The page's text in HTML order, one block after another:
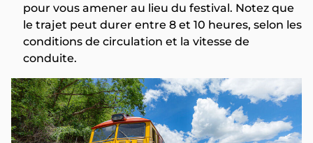
pour vous amener au lieu du festival. Notez que
le trajet peut durer entre 8 et 10 heures, selon les
conditions de circulation et la vitesse de
conduite.